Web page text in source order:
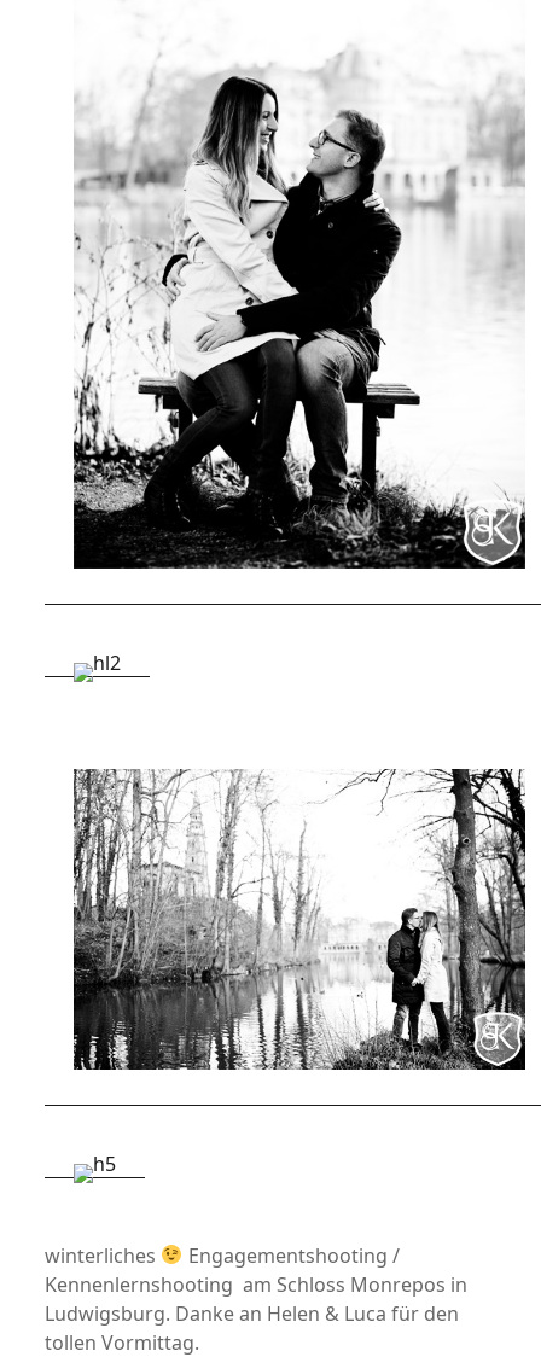
winterliches
Engagementshooting /
Kennenlernshooting am Schloss Monrepos in
Ludwigsburg. Danke an Helen & Luca für den
tollen Vormittag.